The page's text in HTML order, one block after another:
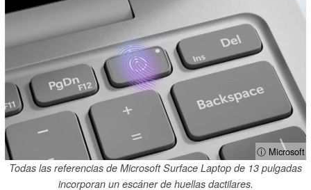
ⓘ Microsoft
Todas las referencias de Microsoft Surface Laptop de 13 pulgadas
incorporan un escáner de huellas dactilares.